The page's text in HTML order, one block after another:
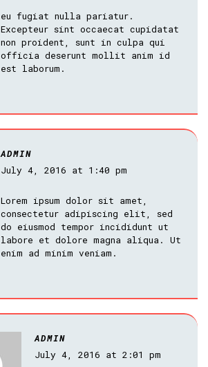
eu fugiat nulla pariatur.
Excepteur sint occaecat cupidatat
non proident, sunt in culpa qui
officia deserunt mollit anim id
est laborum.
ADMIN
July 4, 2016 at 1:40 pm
Lorem ipsum dolor sit amet,
consectetur adipiscing elit, sed
do eiusmod tempor incididunt ut
labore et dolore magna aliqua. Ut
enim ad minim veniam.
ADMIN
July 4, 2016 at 2:01 pm